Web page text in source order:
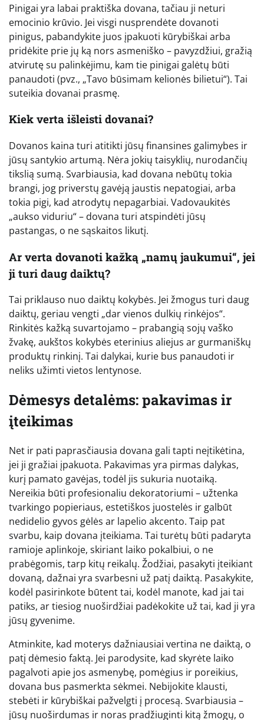
Pinigai yra labai praktiška dovana, tačiau ji neturi
emocinio krūvio. Jei visgi nusprendėte dovanoti
pinigus, pabandykite juos įpakuoti kūrybiškai arba
pridėkite prie jų ką nors asmeniško – pavyzdžiui, gražią
atvirutę su palinkėjimu, kam tie pinigai galėtų būti
panaudoti (pvz., „Tavo būsimam kelionės bilietui“). Tai
suteikia dovanai prasmę.
Kiek verta išleisti dovanai?
Dovanos kaina turi atitikti jūsų finansines galimybes ir
jūsų santykio artumą. Nėra jokių taisyklių, nurodančių
tikslią sumą. Svarbiausia, kad dovana nebūtų tokia
brangi, jog priverstų gavėją jaustis nepatogiai, arba
tokia pigi, kad atrodytų nepagarbiai. Vadovaukitės
„aukso viduriu“ – dovana turi atspindėti jūsų
pastangas, o ne sąskaitos likutį.
Ar verta dovanoti kažką „namų jaukumui“, jei
ji turi daug daiktų?
Tai priklauso nuo daiktų kokybės. Jei žmogus turi daug
daiktų, geriau vengti „dar vienos dulkių rinkėjos“.
Rinkitės kažką suvartojamo – prabangią sojų vaško
žvakę, aukštos kokybės eterinius aliejus ar gurmaniškų
produktų rinkinį. Tai dalykai, kurie bus panaudoti ir
neliks užimti vietos lentynose.
Dėmesys detalėms: pakavimas ir
įteikimas
Net ir pati paprasčiausia dovana gali tapti neįtikėtina,
jei ji gražiai įpakuota. Pakavimas yra pirmas dalykas,
kurį pamato gavėjas, todėl jis sukuria nuotaiką.
Nereikia būti profesionaliu dekoratoriumi – užtenka
tvarkingo popieriaus, estetiškos juostelės ir galbūt
nedidelio gyvos gėlės ar lapelio akcento. Taip pat
svarbu, kaip dovana įteikiama. Tai turėtų būti padaryta
ramioje aplinkoje, skiriant laiko pokalbiui, o ne
prabėgomis, tarp kitų reikalų. Žodžiai, pasakyti įteikiant
dovaną, dažnai yra svarbesni už patį daiktą. Pasakykite,
kodėl pasirinkote būtent tai, kodėl manote, kad jai tai
patiks, ar tiesiog nuoširdžiai padėkokite už tai, kad ji yra
jūsų gyvenime.
Atminkite, kad moterys dažniausiai vertina ne daiktą, o
patį dėmesio faktą. Jei parodysite, kad skyrėte laiko
pagalvoti apie jos asmenybę, pomėgius ir poreikius,
dovana bus pasmerkta sėkmei. Nebijokite klausti,
stebėti ir kūrybiškai pažvelgti į procesą. Svarbiausia –
jūsų nuoširdumas ir noras pradžiuginti kitą žmogų, o